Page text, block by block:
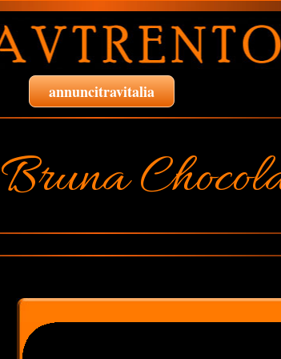
annuncitravitalia
Bruna